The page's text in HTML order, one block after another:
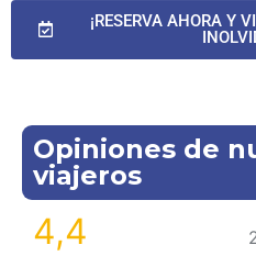
¡RESERVA AHORA Y
Opiniones de
viajeros
4,4